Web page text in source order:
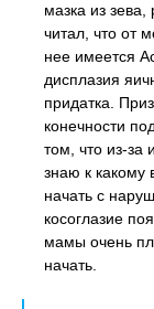
мазка из зева,
читал, что от
нее имеется
дисплазия
придатка.
конечности
том, что из-за
знаю к какому
начать с
косоглазие
мамы очень
начать.